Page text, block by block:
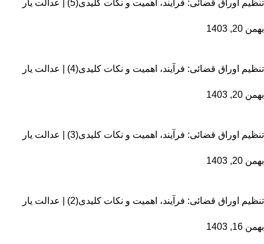
تنظیم اوراق قضائی: فرآیند، اهمیت و نکات کلیدی(5) | عدالت یار
بهمن 20, 1403
تنظیم اوراق قضائی: فرآیند، اهمیت و نکات کلیدی(4) | عدالت یار
بهمن 20, 1403
تنظیم اوراق قضائی: فرآیند، اهمیت و نکات کلیدی(3) | عدالت یار
بهمن 20, 1403
تنظیم اوراق قضائی: فرآیند، اهمیت و نکات کلیدی(2) | عدالت یار
بهمن 16, 1403